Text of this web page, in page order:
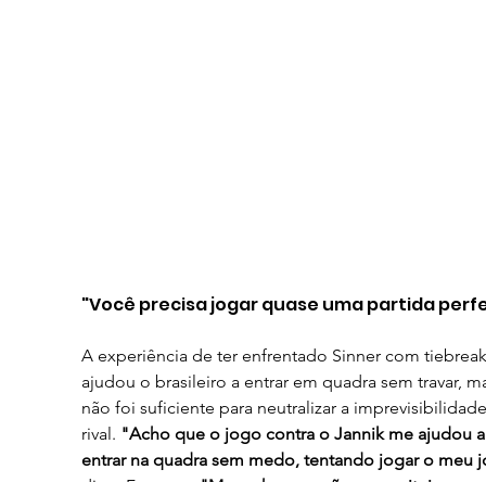
"Você precisa jogar quase uma partida
A experiência de ter enfrentado Sinner com
ajudou o brasileiro a entrar em quadra sem travar,
não foi suficiente para neutralizar a
rival. "Acho que o jogo contra o Jannik me ajudou
entrar na quadra sem medo, tentando jogar o meu